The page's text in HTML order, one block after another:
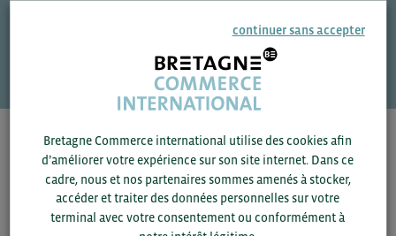
Une question ?
VOS CONTACTS
Pour voir les contacts, merci de renseigner votre
département et votre secteurou connectez-vous.
continuer sans accepter
Bretagne Commerce international utilise des cookies afin
d’améliorer votre expérience sur son site internet. Dans ce
cadre, nous et nos partenaires sommes amenés à stocker,
accéder et traiter des données personnelles sur votre
terminal avec votre consentement ou conformément à